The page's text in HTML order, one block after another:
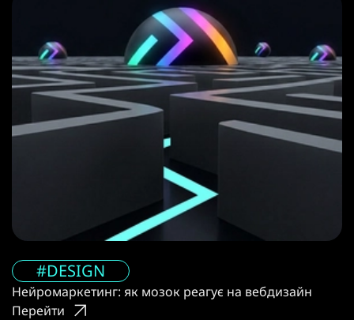
#DESIGN
Нейромаркетинг: як мозок реагує на вебдизайн
Перейти